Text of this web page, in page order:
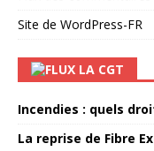
Site de WordPress-FR
LA CGT
Incendies : quels
La reprise de Fibre